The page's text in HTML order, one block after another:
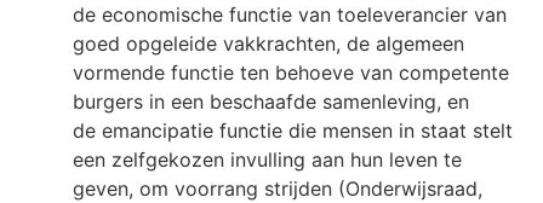
de economische functie van toeleverancier van
goed opgeleide vakkrachten, de algemeen
vormende functie ten behoeve van competente
burgers in een beschaafde samenleving, en
de emancipatie functie die mensen in staat stelt
een zelfgekozen invulling aan hun leven te
geven, om voorrang strijden (Onderwijsraad,